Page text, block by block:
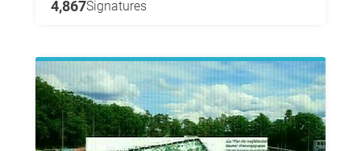
4,867Signatures